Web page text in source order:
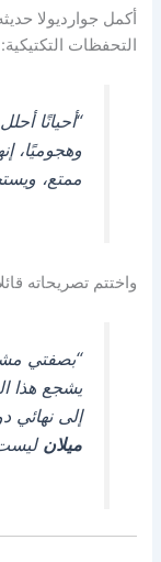
أكمل جوارديولا
التحفظات التكتيكية:
“أحيانًا
وهجوميًا،
ممتع،
واختتم تصريحاته
“بصفتي
يشجع هذا
إلى نهائي
ميلانليست